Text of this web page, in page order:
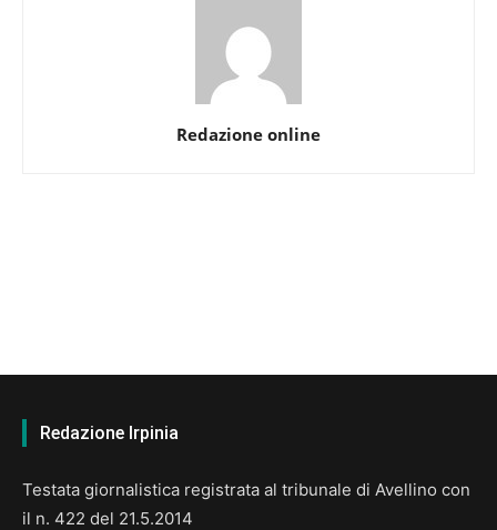
Redazione online
Redazione Irpinia
Testata giornalistica registrata al tribunale di Avellino con
il n. 422 del 21.5.2014